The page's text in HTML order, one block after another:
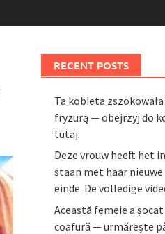
RECENT POSTS
Ta kobieta
fryzurą — obejrzyj do
tutaj.
Deze vrouw heeft het
staan met haar
einde. De volledige
Această femeie a
coafură — urmărește